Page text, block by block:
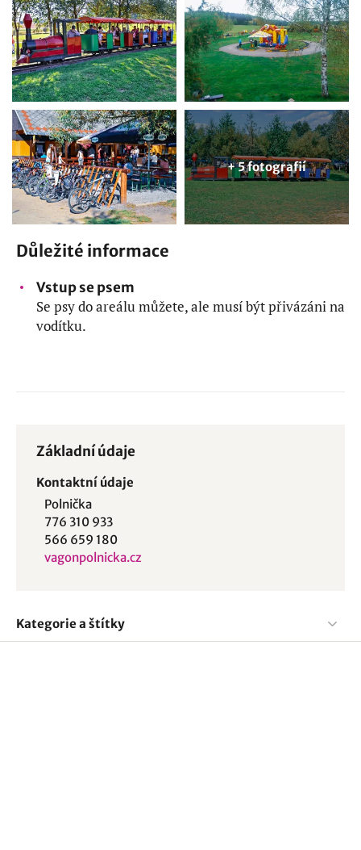
+ 5 fotografií
Důležité informace
Vstup se psem
Se psy do areálu můžete, ale musí být přivázáni na
vodítku.
Základní údaje
Kontaktní údaje
Polnička
776 310 933
566 659 180
vagonpolnicka.cz
Kategorie a štítky